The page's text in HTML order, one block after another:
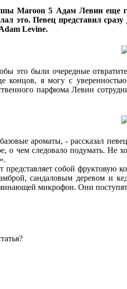
Maroon 5 Адам Левин еще
это. Певец представил
Levine.
это были очередные
я могу с уверенностью
парфюма Левин
ароматы, - рассказал
о чем следовало подумать. Не
представляет собой фруктовую
сандаловым деревом и
микрофон. Они поступят